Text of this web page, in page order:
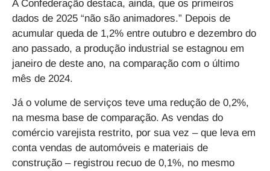
A Confederação destaca, ainda, que os primeiros
dados de 2025 “não são animadores.” Depois de
acumular queda de 1,2% entre outubro e dezembro do
ano passado, a produção industrial se estagnou em
janeiro de deste ano, na comparação com o último
mês de 2024.
Já o volume de serviços teve uma redução de 0,2%,
na mesma base de comparação. As vendas do
comércio varejista restrito, por sua vez – que leva em
conta vendas de automóveis e materiais de
construção – registrou recuo de 0,1%, no mesmo